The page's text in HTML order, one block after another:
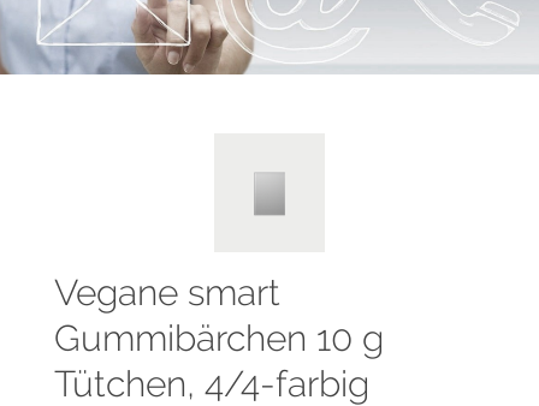
Vegane smart
Gummibärchen 10 g
Tütchen, 4/4-farbig